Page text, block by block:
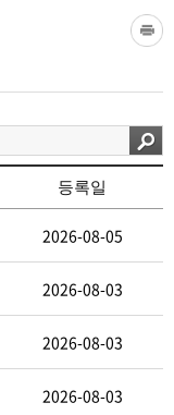
등록일
2026-08-05
2026-08-03
2026-08-03
2026-08-03